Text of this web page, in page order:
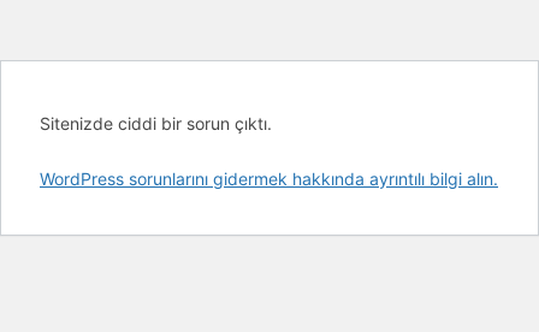
Sitenizde ciddi bir sorun çıktı.
WordPress sorunlarını gidermek hakkında ayrıntılı bilgi alın.